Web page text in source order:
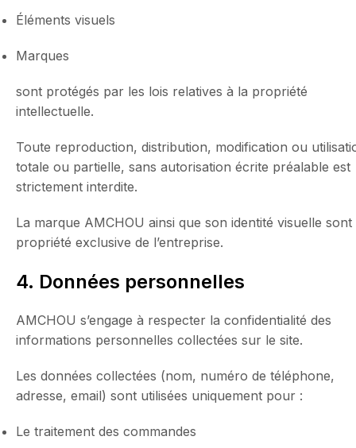
Éléments visuels
Marques
sont protégés par les lois relatives à la propriété
intellectuelle.
Toute reproduction, distribution, modification ou
totale ou partielle, sans autorisation écrite préalable est
strictement interdite.
La marque AMCHOU ainsi que son identité visuelle sont
propriété exclusive de l’entreprise.
4. Données personnelles
AMCHOU s’engage à respecter la confidentialité des
informations personnelles collectées sur le site.
Les données collectées (nom, numéro de téléphone,
adresse, email) sont utilisées uniquement pour :
Le traitement des commandes